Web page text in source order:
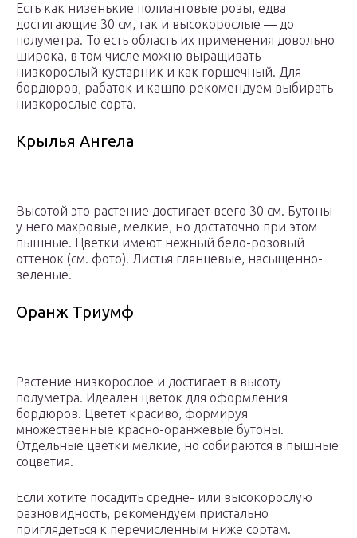
Есть как низенькие полиантовые розы, едва
достигающие 30 см, так и высокорослые — до
полуметра. То есть область их применения довольно
широка, в том числе можно выращивать
низкорослый кустарник и как горшечный. Для
бордюров, рабаток и кашпо рекомендуем выбирать
низкорослые сорта.
Крылья Ангела
Высотой это растение достигает всего 30 см. Бутоны
у него махровые, мелкие, но достаточно при этом
пышные. Цветки имеют нежный бело-розовый
оттенок (см. фото). Листья глянцевые, насыщенно-
зеленые.
Оранж Триумф
Растение низкорослое и достигает в высоту
полуметра. Идеален цветок для оформления
бордюров. Цветет красиво, формируя
множественные красно-оранжевые бутоны.
Отдельные цветки мелкие, но собираются в пышные
соцветия.
Если хотите посадить средне- или высокорослую
разновидность, рекомендуем пристально
приглядеться к перечисленным ниже сортам.